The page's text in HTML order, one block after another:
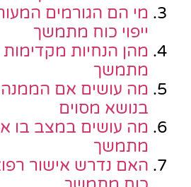
מי הם הגורמים
ייפוי כוח מתמשך
מהן הנחיות מקדימות
מתמשך
מה עושים אם הממנה
בנושא מסוים
מה עושים במצב בו
מתמשך
האם נדרש אישור